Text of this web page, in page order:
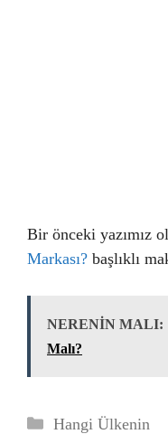
Bir önceki yazımız
Markası? başlıklı
NERENİN MALI:
Malı?
Kategoriler
Hangi Ülkenin